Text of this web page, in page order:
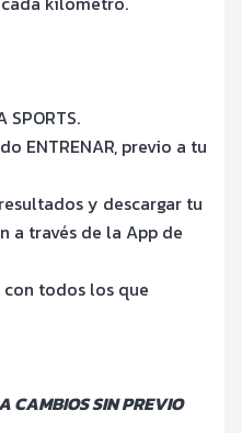
SPORTS.
ENTRENAR, previo a tu
y descargar tu
a través de la App de
todos los que
CAMBIOS SIN PREVIO